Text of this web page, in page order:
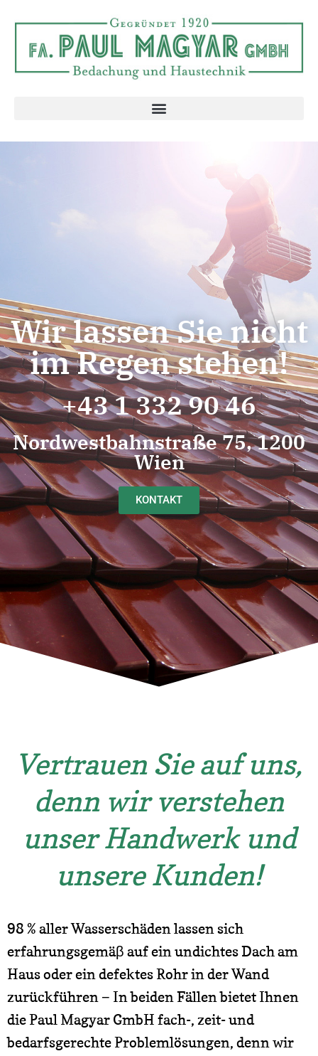
Wir lassen Sie nicht
im Regen stehen!
+43 1 332 90 46
Nordwestbahnstraße 75, 1200
Wien
KONTAKT
Vertrauen Sie auf uns,
denn wir verstehen
unser Handwerk und
unsere Kunden!
98 % aller Wasserschäden lassen sich
erfahrungsgemäβ auf ein undichtes Dach am
Haus oder ein defektes Rohr in der Wand
zurückführen − In beiden Fällen bietet Ihnen
die Paul Magyar GmbH fach-, zeit- und
bedarfsgerechte Problemlösungen, denn wir